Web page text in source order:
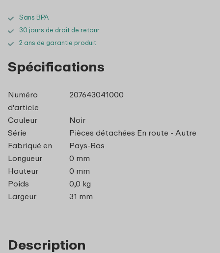
Sans BPA
30 jours de droit de retour
2 ans de garantie produit
Description
Spécifications
Numéro
d'article
207643041000
Couleur
Noir
Série
Pièces détachées En route - Autre
Fabriqué en
Pays-Bas
Longueur
0 mm
Hauteur
0 mm
Poids
0,0 kg
Largeur
31 mm